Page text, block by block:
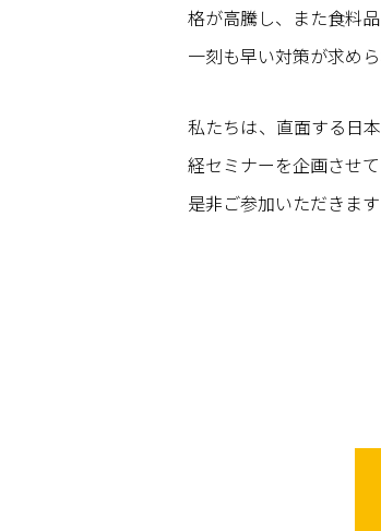
格が高騰し、また食料
一刻も早い対策が求めら
私たちは、直面する日
経セミナーを企画させ
是非ご参加いただきま